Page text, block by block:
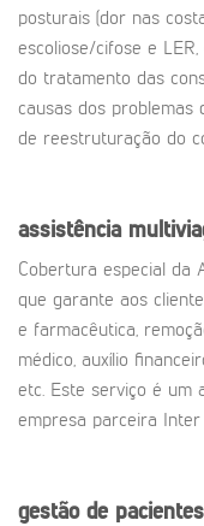
posturais (dor nas
escoliose/cifose e
do tratamento das
causas dos problemas
de reestruturação do
assistência
Cobertura especial da
que garante aos
e farmacêutica,
médico, auxílio
etc. Este serviço é um
empresa parceira Inter
gestão de